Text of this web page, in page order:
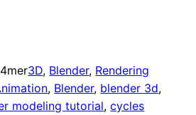
3D, Blender, Rendering
, Blender, blender 3d
modeling tutorial, cycles